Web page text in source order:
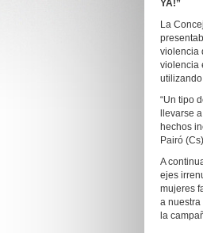
YA!”
La
violencia
violencia
“Un tipo
llevarse
hechos
Pairó
A
ejes
mujeres
a
la